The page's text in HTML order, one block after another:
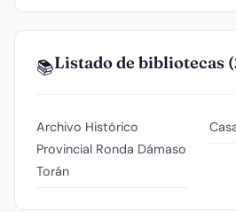
📚Listado de bibliotecas
Archivo Histórico
Provincial Ronda Dámaso
Torán